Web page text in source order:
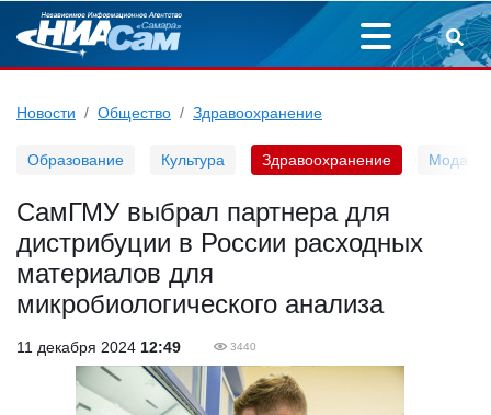
Новости Общество Здравоохранение
Образование Культура Здравоохранение Мода
СамГМУ выбрал партнера для
дистрибуции в России расходных
материалов для
микробиологического анализа
11 декабря 2024 12:49 3440